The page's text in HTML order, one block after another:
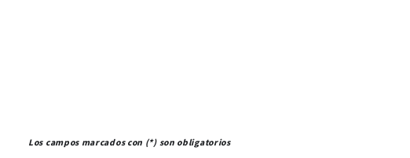
Los campos marcados con (*) son obligatorios